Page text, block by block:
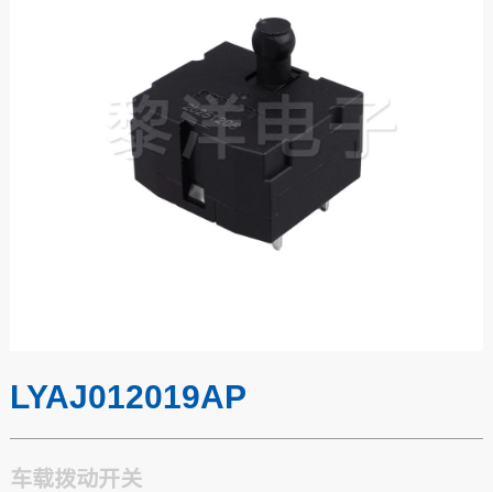
LYAJ012019AP
车载拨动开关